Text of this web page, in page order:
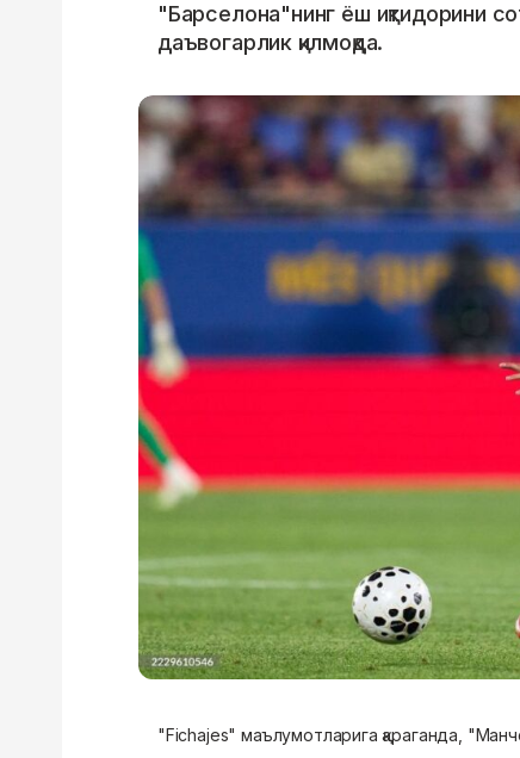
"Барселона"нинг ёш иқтидорини
даъвогарлик қилмоқда.
"Fichajes" маълумотларига қараганда,